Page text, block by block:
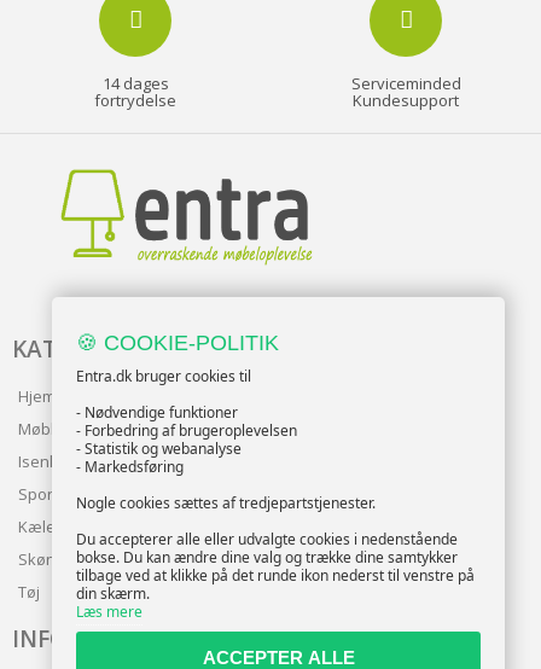
14 dages
fortrydelse
Serviceminded
Kundesupport
KATALOG
Hjem & Have
Møbler
Isenkram
Sport
Kæledyr
Skønhed
Tøj
INFO
🍪 COOKIE-POLITIK
Entra.dk bruger cookies til
- Nødvendige funktioner
- Forbedring af brugeroplevelsen
- Statistik og webanalyse
- Markedsføring
Nogle cookies sættes af tredjepartstjenester.
Du accepterer alle eller udvalgte cookies i nedenstående
bokse. Du kan ændre dine valg og trække dine samtykker
tilbage ved at klikke på det runde ikon nederst til venstre på
din skærm.
Læs mere
ACCEPTER ALLE